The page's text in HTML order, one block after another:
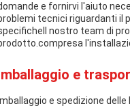
e fornirvi l'aiuto
tecnici riguardanti il
nostro team di
e
e spedizione